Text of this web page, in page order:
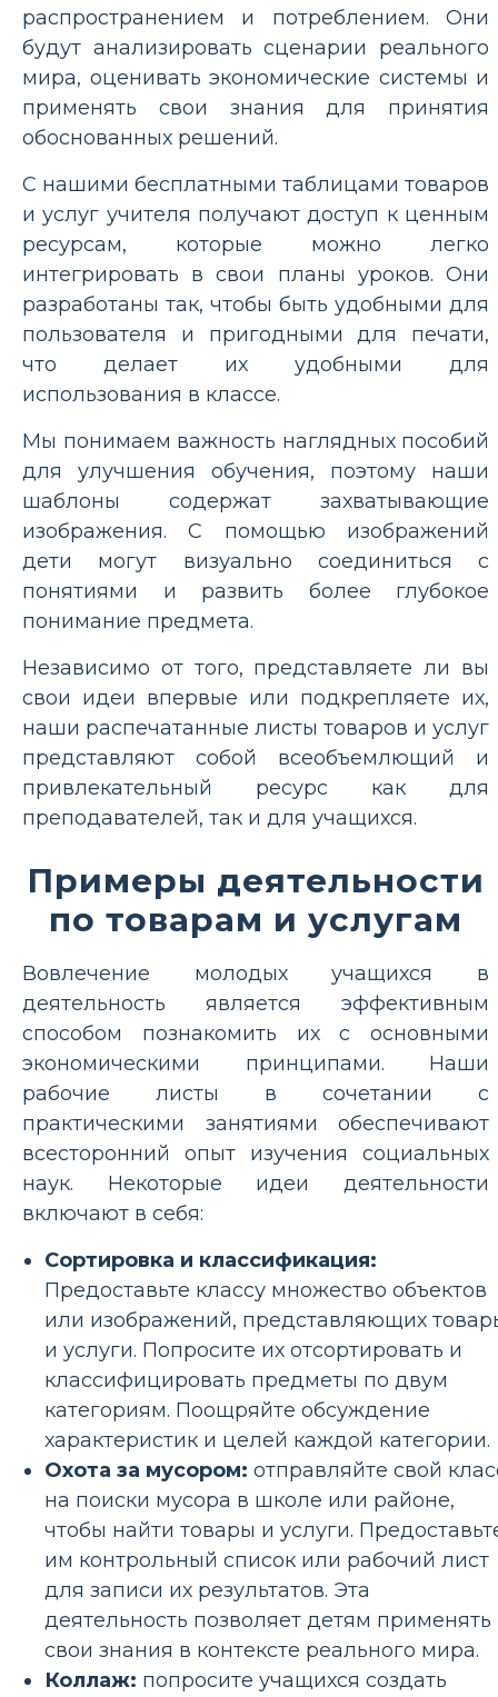
распространением и потреблением. Они
будут анализировать сценарии реального
мира, оценивать экономические системы и
применять свои знания для принятия
обоснованных решений.
С нашими бесплатными таблицами товаров
и услуг учителя получают доступ к ценным
ресурсам, которые можно легко
интегрировать в свои планы уроков. Они
разработаны так, чтобы быть удобными для
пользователя и пригодными для печати,
что делает их удобными для
использования в классе.
Мы понимаем важность наглядных пособий
для улучшения обучения, поэтому наши
шаблоны содержат захватывающие
изображения. С помощью изображений
дети могут визуально соединиться с
понятиями и развить более глубокое
понимание предмета.
Независимо от того, представляете ли вы
свои идеи впервые или подкрепляете их,
наши распечатанные листы товаров и услуг
представляют собой всеобъемлющий и
привлекательный ресурс как для
преподавателей, так и для учащихся.
Примеры деятельности
по товарам и услугам
Вовлечение молодых учащихся в
деятельность является эффективным
способом познакомить их с основными
экономическими принципами. Наши
рабочие листы в сочетании с
практическими занятиями обеспечивают
всесторонний опыт изучения социальных
наук. Некоторые идеи деятельности
включают в себя:
Сортировка и классификация:
Предоставьте классу множество объектов
или изображений, представляющих
и услуги. Попросите их отсортировать и
классифицировать предметы по двум
категориям. Поощряйте обсуждение
характеристик и целей каждой категории.
Охота за мусором: отправляйте свой
на поиски мусора в школе или районе,
чтобы найти товары и услуги.
им контрольный список или рабочий лист
для записи их результатов. Эта
деятельность позволяет детям применять
свои знания в контексте реального мира.
Коллаж: попросите учащихся создать